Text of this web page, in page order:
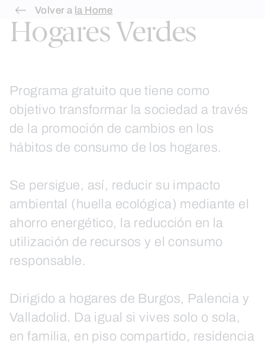
Skip
content
Volver a la Home
Hogares Verdes
Programa gratuito que tiene como
objetivo transformar la sociedad a través
de la promoción de cambios en los
hábitos de consumo de los hogares.
Se persigue, así, reducir su impacto
ambiental (huella ecológica) mediante el
ahorro energético, la reducción en la
utilización de recursos y el consumo
responsable.
Dirigido a hogares de Burgos, Palencia y
Valladolid. Da igual si vives solo o sola,
en familia, en piso compartido, residencia